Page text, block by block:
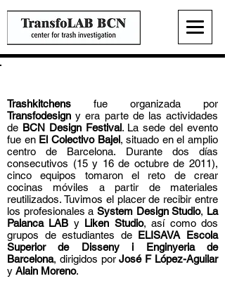
Trashkitchens fue organizada por
Transfodesign y era parte de las actividades
de BCN Design Festival. La sede del evento
fue en El Colectivo Bajel, situado en el amplio
centro de Barcelona. Durante dos días
consecutivos (15 y 16 de octubre de 2011),
cinco equipos tomaron el reto de crear
cocinas móviles a partir de materiales
reutilizados. Tuvimos el placer de recibir entre
los profesionales a System Design Studio, La
Palanca LAB y Liken Studio, así como dos
grupos de estudiantes de ELISAVA Escola
Superior de Disseny i Enginyeria de
Barcelona, ​​dirigidos porJosé F López-Aguilar
y Alain Moreno.